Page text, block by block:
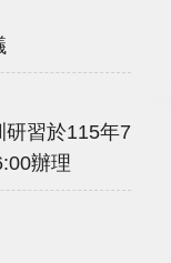
研習於115年7
辦理